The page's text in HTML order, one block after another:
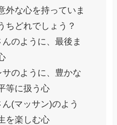
外な心を持っていま
ちどれでしょう？
のように、最後ま
のように、豊かな
等に扱う心
(マッサン)のよう
を楽しむ心